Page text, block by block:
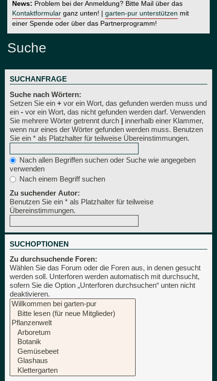
News: Problem bei der Anmeldung? Bitte Mail über das
Kontaktformular ganz unten! | garten-pur unterstützen mit
einer Spende oder über das Partnerprogramm!
Suche
SUCHANFRAGE
Suche nach Wörtern:
Setzen Sie ein + vor ein Wort, das gefunden werden muss und
ein - vor ein Wort, das nicht gefunden werden darf. Verwenden
Sie mehrere Wörter getrennt durch | innerhalb einer Klammer,
wenn nur eines der Wörter gefunden werden muss. Benutzen
Sie ein * als Platzhalter für teilweise Übereinstimmungen.
Nach allen Begriffen suchen oder Suche wie angegeben
verwenden
Nach einem Begriff suchen
Zu suchender Autor:
Benutzen Sie ein * als Platzhalter für teilweise
Übereinstimmungen.
SUCHOPTIONEN
Zu durchsuchende Foren:
Wählen Sie das Forum oder die Foren aus, in denen gesucht
werden soll. Unterforen werden automatisch mit durchsucht,
sofern Sie die Option „Unterforen durchsuchen“ unten nicht
deaktivieren.